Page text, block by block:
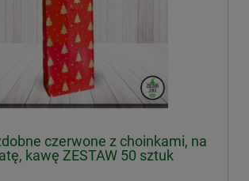
czerwone z choinkami, na
kawę ZESTAW 50 sztuk